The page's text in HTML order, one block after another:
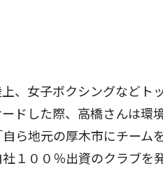
、女子ボクシングなどト
ドした際、高橋さんは環
ら地元の厚木市にチーム
１００％出資のクラブを